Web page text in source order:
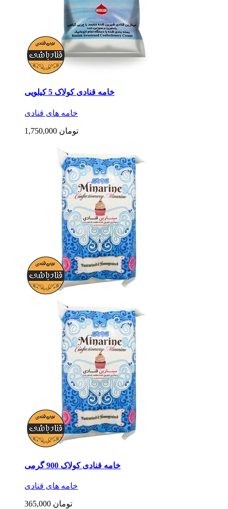
خامه قنادی کولاک 5 کیلویی
خامه های قنادی
1,750,000 تومان
خامه قنادی کولاک 900 گرمی
خامه های قنادی
365,000 تومان